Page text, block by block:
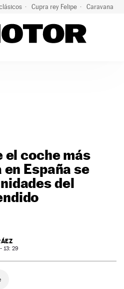
Cupra rey Felipe Caravana
el coche más
España se
del
13: 29